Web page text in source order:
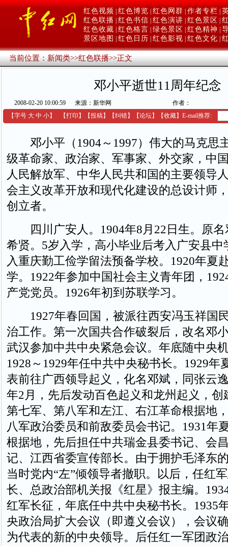
红色视频 红色博览 红色网群 作者专栏
红色联播 红色书信 红色演讲 红色景区
红色收藏 红色格言 绿色景区 红色精神
景区地图
红色日历 红色影视 红色文化
当前位置：新闻类>>红色联播>>正文
邓小平逝世11周年纪念
2008-02-20 10:00:59 来源：新华网
作者：
【字号 大 中 小】 【打印 】 【投稿】 【纠错】 【论坛】 【收藏】 E-mail推荐:
邓小平（1904～1997）伟大的马克思
级革命家、政治家、军事家、外交家，中
人民解放军、中华人民共和国的主要领导
会主义改革开放和现代化建设的总设计师
创立者。
四川广安人。1904年8月22日生。原名
希贤。5岁入学，高小毕业后考入广安县中
入重庆勤工俭学留法预备学校。1920年夏
学。1922年参加中国社会主义青年团，
产党党员。1926年初到苏联学习。
1927年春回国，被派往西安冯玉祥国
治工作。第一次国共合作破裂后，改名邓
武汉参加中共中央紧急会议。年底随中央
1928～1929年任中共中央秘书长。1929年
表前往广西领导起义，化名邓斌，同张云
年2月，先后发动百色起义和龙州起义，创
第七军、第八军和左江、右江革命根据地
八军政治委员和前敌委员会书记。1931年
根据地，先后担任中共瑞金县委书记、会
记、江西省委宣传部长。由于拥护毛泽东
当时党内“左”倾领导者撤职。以后，任红
长、总政治部机关报《红星》报主编。
红军长征，年底任中共中央秘书长。1935
央政治局扩大会议（即遵义会议），会议
为代表的新的中央领导。后任红一军团政